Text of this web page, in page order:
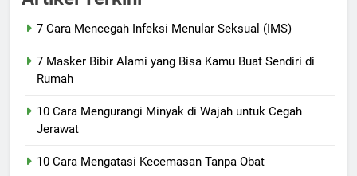
7 Cara Mencegah Infeksi Menular Seksual (IMS)
7 Masker Bibir Alami yang Bisa Kamu Buat Sendiri di
Rumah
10 Cara Mengurangi Minyak di Wajah untuk Cegah
Jerawat
10 Cara Mengatasi Kecemasan Tanpa Obat